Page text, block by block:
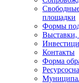
площадки
Формы
Контакты
Форма